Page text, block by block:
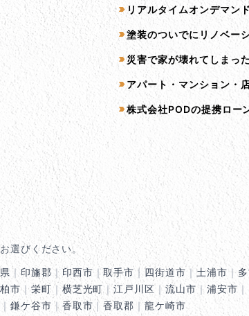
リアルタイムオンデマン
塗装のついでにリノベー
災害で家が壊れてしまっ
アパート・マンション・
株式会社PODの提携ロー
選びください。
｜印旛郡 ｜ 印西市｜取手市 ｜四街道市 ｜土浦市 ｜
柏市 ｜栄町 ｜ 横芝光町｜江戸川区 ｜流山市 ｜浦安市 ｜
｜ 鎌ケ谷市 ｜ 香取市｜香取郡 ｜龍ケ崎市